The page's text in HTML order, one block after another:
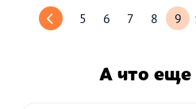
5 6 7 8 9
А что